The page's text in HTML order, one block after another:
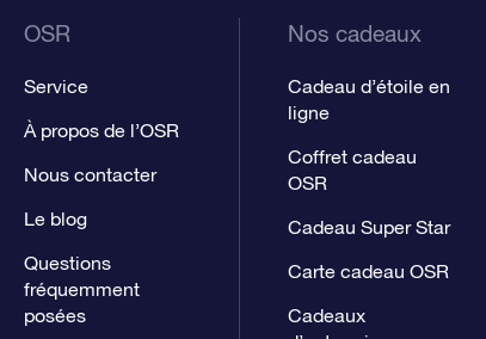
OSR
Service
À propos de l’OSR
Nous contacter
Le blog
Questions
fréquemment
posées
Nos cadeaux
Cadeau d’étoile en
ligne
Coffret cadeau
OSR
Cadeau Super Star
Carte cadeau OSR
Cadeaux